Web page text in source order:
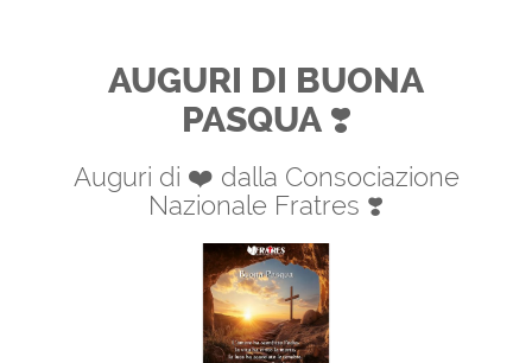
AUGURI DI BUONA
PASQUA ❣️
Auguri di ❤️ dalla Consociazione
Nazionale Fratres ❣️